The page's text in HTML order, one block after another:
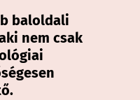
baloldali
nem csak